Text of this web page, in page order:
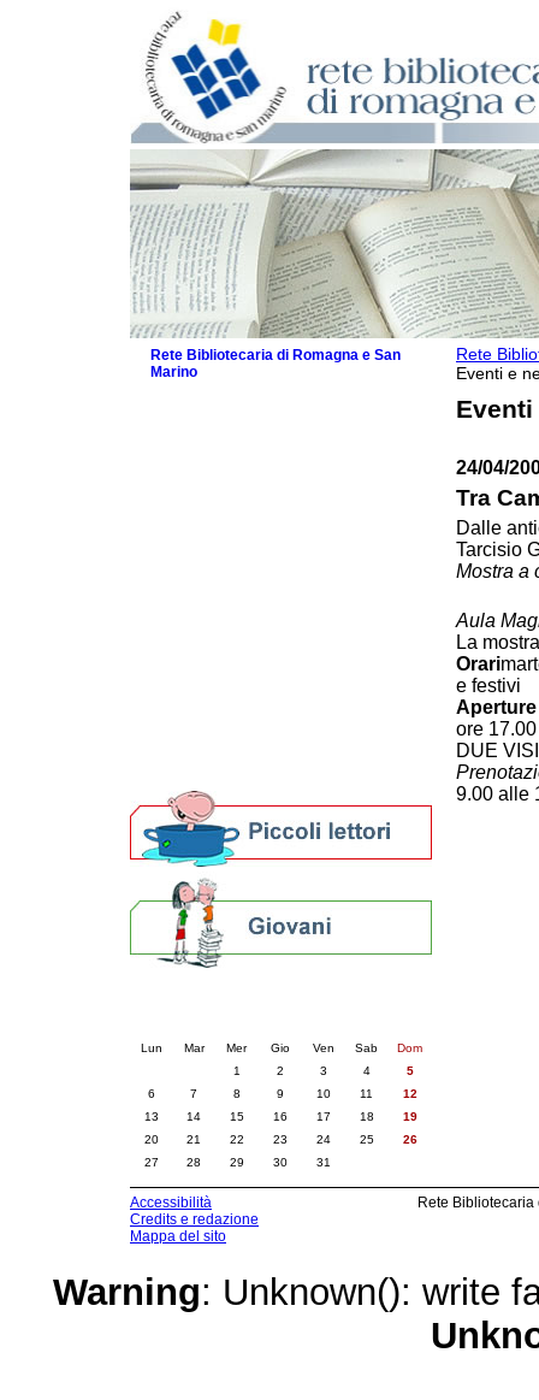
Rete
Eventi e
Eventi
24/04/
Tra
Dalle
Tarcisio
Mostra a
Aula
La
Orari
e festivi
ore 17.00
DUE
9.00 alle
Rete Bibliotecaria di Romagna e San
Marino
Lun Mar Mer Gio Ven Sab
Dom
1
2 3 4
5
6
7 8 9 10 11
12
13
14 15 16 17 18
19
20
21 22 23 24 25
26
27
28 29 30 31
Accessibilità
Credits e redazione
Mappa del sito
Rete
Warning: Unknown(): write